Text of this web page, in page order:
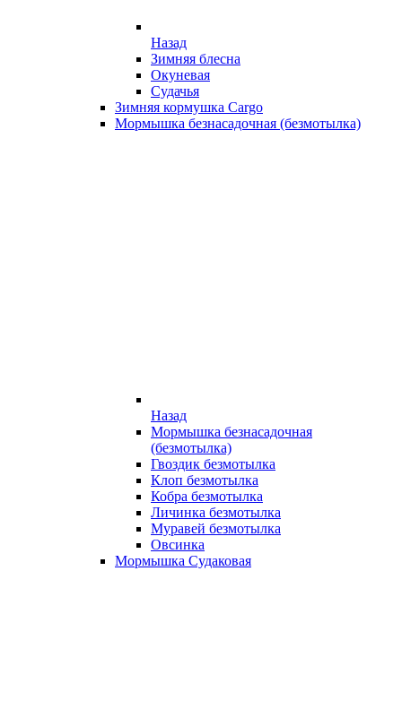
Назад
Зимняя блесна
Окуневая
Судачья
Зимняя кормушка Cargo
Мормышка безнасадочная (безмотылка)
Назад
Мормышка безнасадочная
(безмотылка)
Гвоздик безмотылка
Клоп безмотылка
Кобра безмотылка
Личинка безмотылка
Муравей безмотылка
Овсинка
Мормышка Судаковая